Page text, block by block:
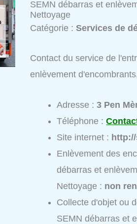
SEMN débarras et
Nettoyage
Catégorie :Services de
Contact du service de
enlèvement
Adresse :3 Pen
Téléphone :
Site internet :
Enlèvement des
débarras et
Nettoyage : non
Collecte d'objet ou
SEMN débarras et